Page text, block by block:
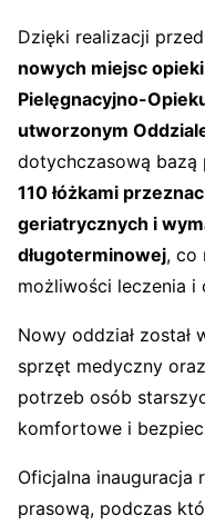
Dzięki realizacji
nowych miejsc opieki
Pielęgnacyjno-
utworzonym
dotychczasową bazą
110 łóżkami
geriatrycznych i
długoterminowej, co
możliwości leczenia i
Nowy oddział
sprzęt medyczny
potrzeb osób
komfortowe i
Oficjalna inauguracja
prasową, podczas